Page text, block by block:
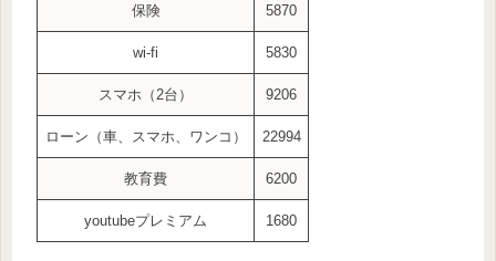
保険 5870
wi-fi 5830
スマホ（2台） 9206
ローン（車、スマホ、ワンコ） 22994
教育費 6200
youtubeプレミアム 1680